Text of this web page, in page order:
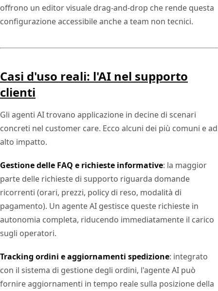
offrono un editor visuale drag-and-drop che rende questa
configurazione accessibile anche a team non tecnici.
Casi d'uso reali: l'AI nel supporto
clienti
Gli agenti AI trovano applicazione in decine di scenari
concreti nel customer care. Ecco alcuni dei più comuni e ad
alto impatto.
Gestione delle FAQ e richieste informative: la maggior
parte delle richieste di supporto riguarda domande
ricorrenti (orari, prezzi, policy di reso, modalità di
pagamento). Un agente AI gestisce queste richieste in
autonomia completa, riducendo immediatamente il carico
sugli operatori.
Tracking ordini e aggiornamenti spedizione: integrato
con il sistema di gestione degli ordini, l'agente AI può
fornire aggiornamenti in tempo reale sulla posizione della